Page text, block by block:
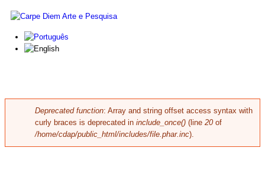
Skip to main content
Carpe
Diem
Arte e
Pesquisa
Error message
Deprecated function: Array and string offset access syntax with
curly braces is deprecated in include_once() (line 20 of
/home/cdap/public_html/includes/file.phar.inc).